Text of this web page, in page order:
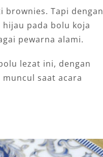
Tapi dengan
pada bolu koja
pewarna alami.
lezat ini, dengan
saat acara